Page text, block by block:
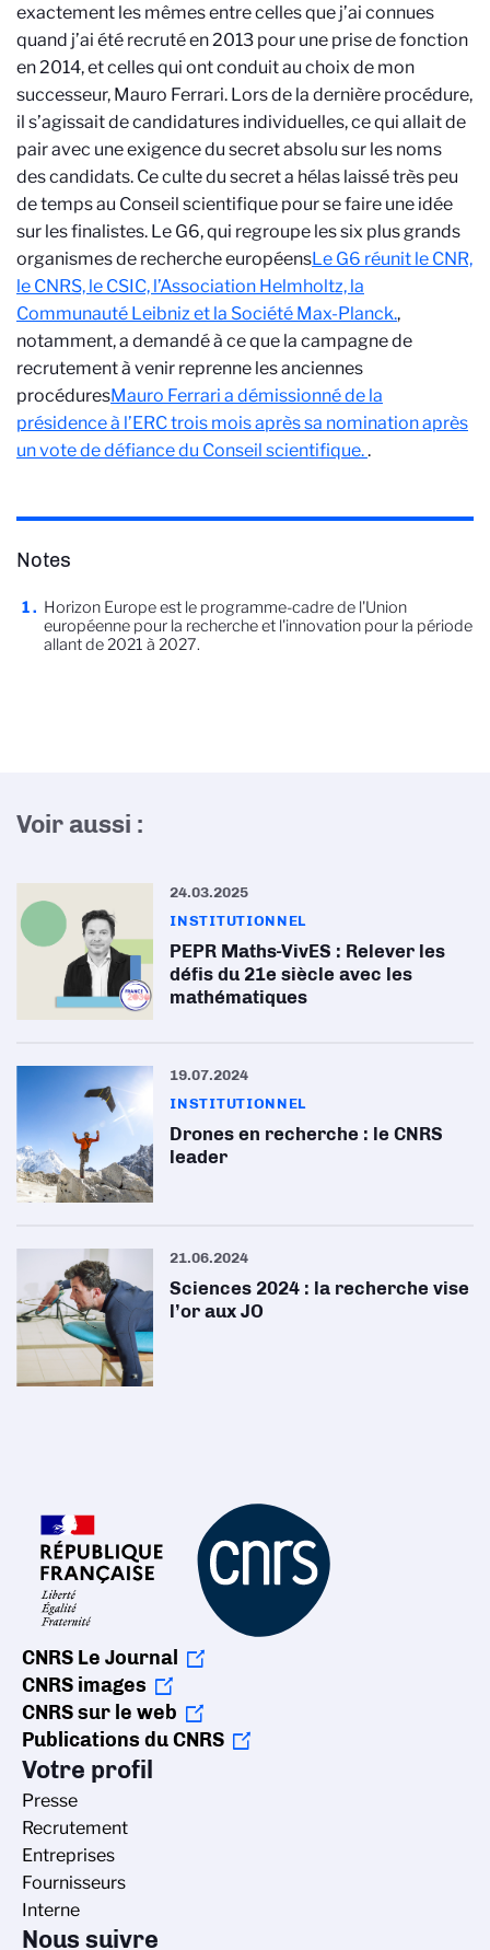
exactement les mêmes entre celles que j’ai connues
quand j’ai été recruté en 2013 pour une prise de fonction
en 2014, et celles qui ont conduit au choix de mon
successeur, Mauro Ferrari. Lors de la dernière procédure,
il s’agissait de candidatures individuelles, ce qui allait de
pair avec une exigence du secret absolu sur les noms
des candidats. Ce culte du secret a hélas laissé très peu
de temps au Conseil scientifique pour se faire une idée
sur les finalistes. Le G6, qui regroupe les six plus grands
organismes de recherche européensLe G6 réunit le CNR,
le CNRS, le CSIC, l’Association Helmholtz, la
Communauté Leibniz et la Société Max-Planck.,
notamment, a demandé à ce que la campagne de
recrutement à venir reprenne les anciennes
procéduresMauro Ferrari a démissionné de la
présidence à l’ERC trois mois après sa nomination après
un vote de défiance du Conseil scientifique..
Notes
Horizon Europe est le programme-cadre de l'Union
européenne pour la recherche et l'innovation pour la période
allant de 2021 à 2027.
Voir aussi :
24.03.2025
INSTITUTIONNEL
PEPR Maths-VivES : Relever les
défis du 21e siècle avec les
mathématiques
19.07.2024
INSTITUTIONNEL
Drones en recherche : le CNRS
leader
21.06.2024
Sciences 2024 : la recherche vise
l’or aux JO
CNRS Le Journal
CNRS images
CNRS sur le web
Publications du CNRS
Votre profil
Presse
Recrutement
Entreprises
Fournisseurs
Interne
Nous suivre